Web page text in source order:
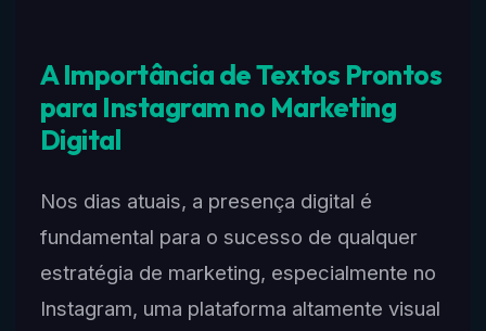
A Importância de Textos Prontos
para Instagram no Marketing
Digital
Nos dias atuais, a presença digital é
fundamental para o sucesso de qualquer
estratégia de marketing, especialmente no
Instagram, uma plataforma altamente visual